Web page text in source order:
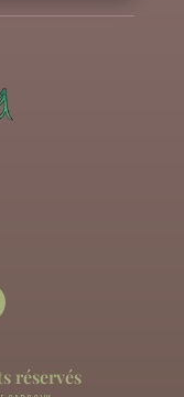
réservés